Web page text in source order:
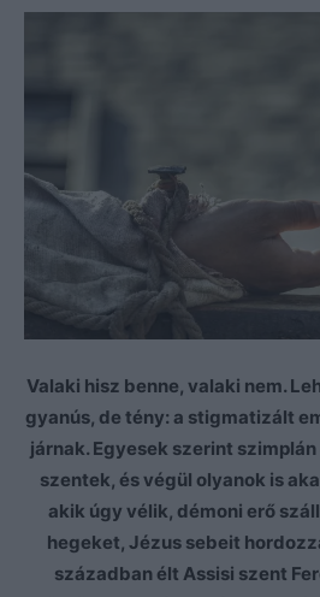
Valaki hisz benne, valaki nem.
gyanús, de tény: a stigmatizált
járnak. Egyesek szerint
szentek, és végül olyanok is
akik úgy vélik, démoni erő
hegeket, Jézus sebeit
században élt Assisi szent